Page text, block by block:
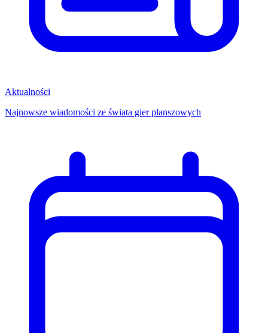
Aktualności
Najnowsze wiadomości ze świata gier planszowych